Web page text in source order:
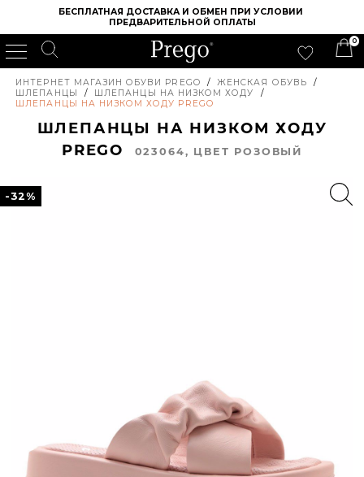
БЕСПЛАТНАЯ ДОСТАВКА И ОБМЕН ПРИ УСЛОВИИ
ПРЕДВАРИТЕЛЬНОЙ ОПЛАТЫ
0
ИНТЕРНЕТ МАГАЗИН ОБУВИ PREGO / ЖЕНСКАЯ ОБУВЬ
/
ШЛЕПАНЦЫ
/ ШЛЕПАНЦЫ НА НИЗКОМ ХОДУ
/
ШЛЕПАНЦЫ НА НИЗКОМ ХОДУ PREGO
ШЛЕПАНЦЫ НА НИЗКОМ ХОДУ
PREGO
023064, ЦВЕТ РОЗОВЫЙ
-32%